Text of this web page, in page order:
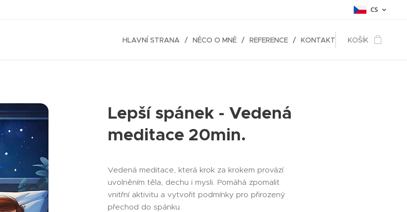
CS
HLAVNÍ STRANA NĚCO O MNĚ REFERENCE KONTAKT KOŠÍK
Lepší spánek - Vedená
meditace 20min.
Vedená meditace, která krok za krokem provází
uvolněním těla, dechu i mysli. Pomáhá zpomalit
vnitřní aktivitu a vytvořit podmínky pro přirozený
přechod do spánku.